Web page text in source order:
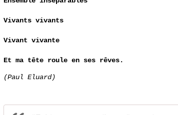
Vivants vivants
Vivant vivante
Et ma tête roule en ses rêves.
(Paul Eluard)